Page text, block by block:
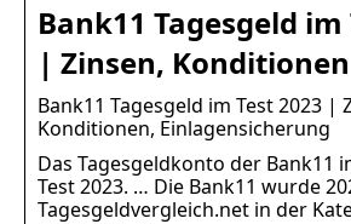
Bank11 Tagesgeld im
| Zinsen,
Bank11 Tagesgeld im Test 2023 |
Konditionen, Einlagensicherung
Das Tagesgeldkonto der Bank11
Test 2023. … Die Bank11 wurde
Tagesgeldvergleich.net in der